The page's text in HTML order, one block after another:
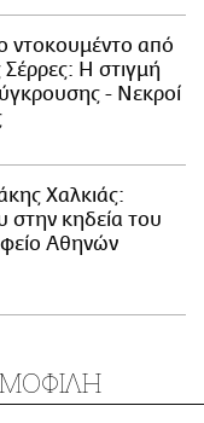
ντοκουμέντο από
Σέρρες: Η στιγμή
- Νεκροί
Χαλκιάς:
στην κηδεία του
Αθηνών